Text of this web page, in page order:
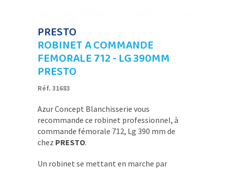
PRESTO
ROBINET A COMMANDE
FEMORALE 712 - LG 390MM
PRESTO
Réf. 31683
Azur Concept Blanchisserie vous
recommande ce robinet professionnel, à
commande fémorale 712, Lg 390 mm de
chez PRESTO.
Un robinet se mettant en marche par